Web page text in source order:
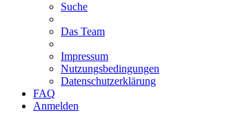
Suche
Das Team
Impressum
Nutzungsbedingungen
Datenschutzerklärung
FAQ
Anmelden